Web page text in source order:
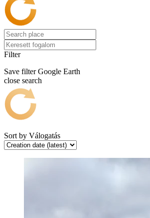
Filter
Save filter Google Earth
close search
Sort by Válogatás